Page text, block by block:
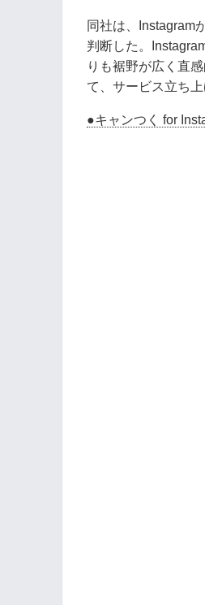
同社は、Instagram
判断した。
りも裾野が広く直
て、サービス立ち
●キャンつく for